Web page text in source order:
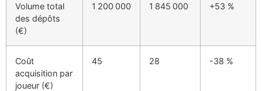
Volume total
des dépôts
(€)
1 200 000 1 845 000 +53 %
Coût
acquisition par
joueur (€)
45 28 -38 %